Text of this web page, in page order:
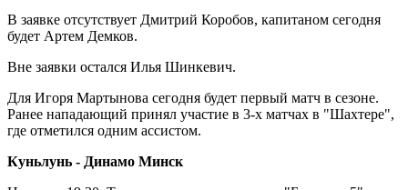
В заявке отсутствует Дмитрий Коробов, капитаном сегодня
будет Артем Демков.
Вне заявки остался Илья Шинкевич.
Для Игоря Мартынова сегодня будет первый матч в сезоне.
Ранее нападающий принял участие в 3-х матчах в "Шахтере",
где отметился одним ассистом.
Куньлунь - Динамо Минск